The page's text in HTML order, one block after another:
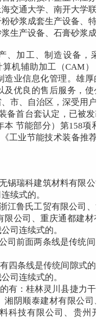
交通大学、南开大学联
砂浆成套生产设备、
浆生产设备、石膏砂浆
加工、制造设备，
算机辅助加工（CAM）
造业信息化管理。雄厚
及优良的售后服务，使
市、自治区，深受用户
首台套认定，已被发
节能部分）第158项
工业节能技术装备推
锡瑞科建筑材料有限公
续式的。
江鲁氏工贸有限公司、
限公司、重庆通都建材
司连续式的。
司前面两条线是传统间
四条线是传统间隙式的
司连续式的。
有：桂林灵川县捷力干
湘阴顺泰建材有限公司
科技有限公司、贵州